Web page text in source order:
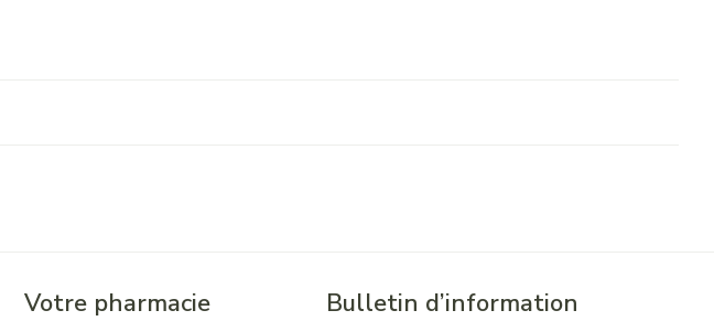
Votre pharmacie Bulletin d’information